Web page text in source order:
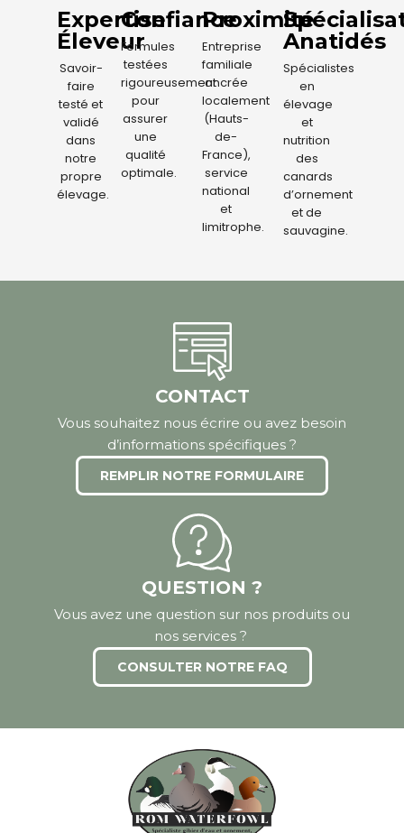
Expertise
Éleveur
Savoir-
faire
testé et
validé
dans
notre
propre
élevage.
Confiance
Formules
testées
rigoureusement
pour
assurer
une
qualité
optimale.
Proximité
Entreprise
familiale
ancrée
localement
(Hauts-
de-
France),
service
national
et
limitrophe.
Anatidés
Spécialistes
en
élevage
et
nutrition
des
canards
d’ornement
et de
sauvagine.
CONTACT
Vous souhaitez nous écrire ou avez besoin
d’informations spécifiques ?
REMPLIR NOTRE FORMULAIRE
QUESTION ?
Vous avez une question sur nos produits ou
nos services ?
CONSULTER NOTRE FAQ